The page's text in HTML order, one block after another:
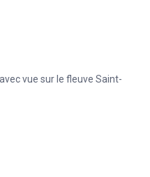
vue sur le fleuve Saint-